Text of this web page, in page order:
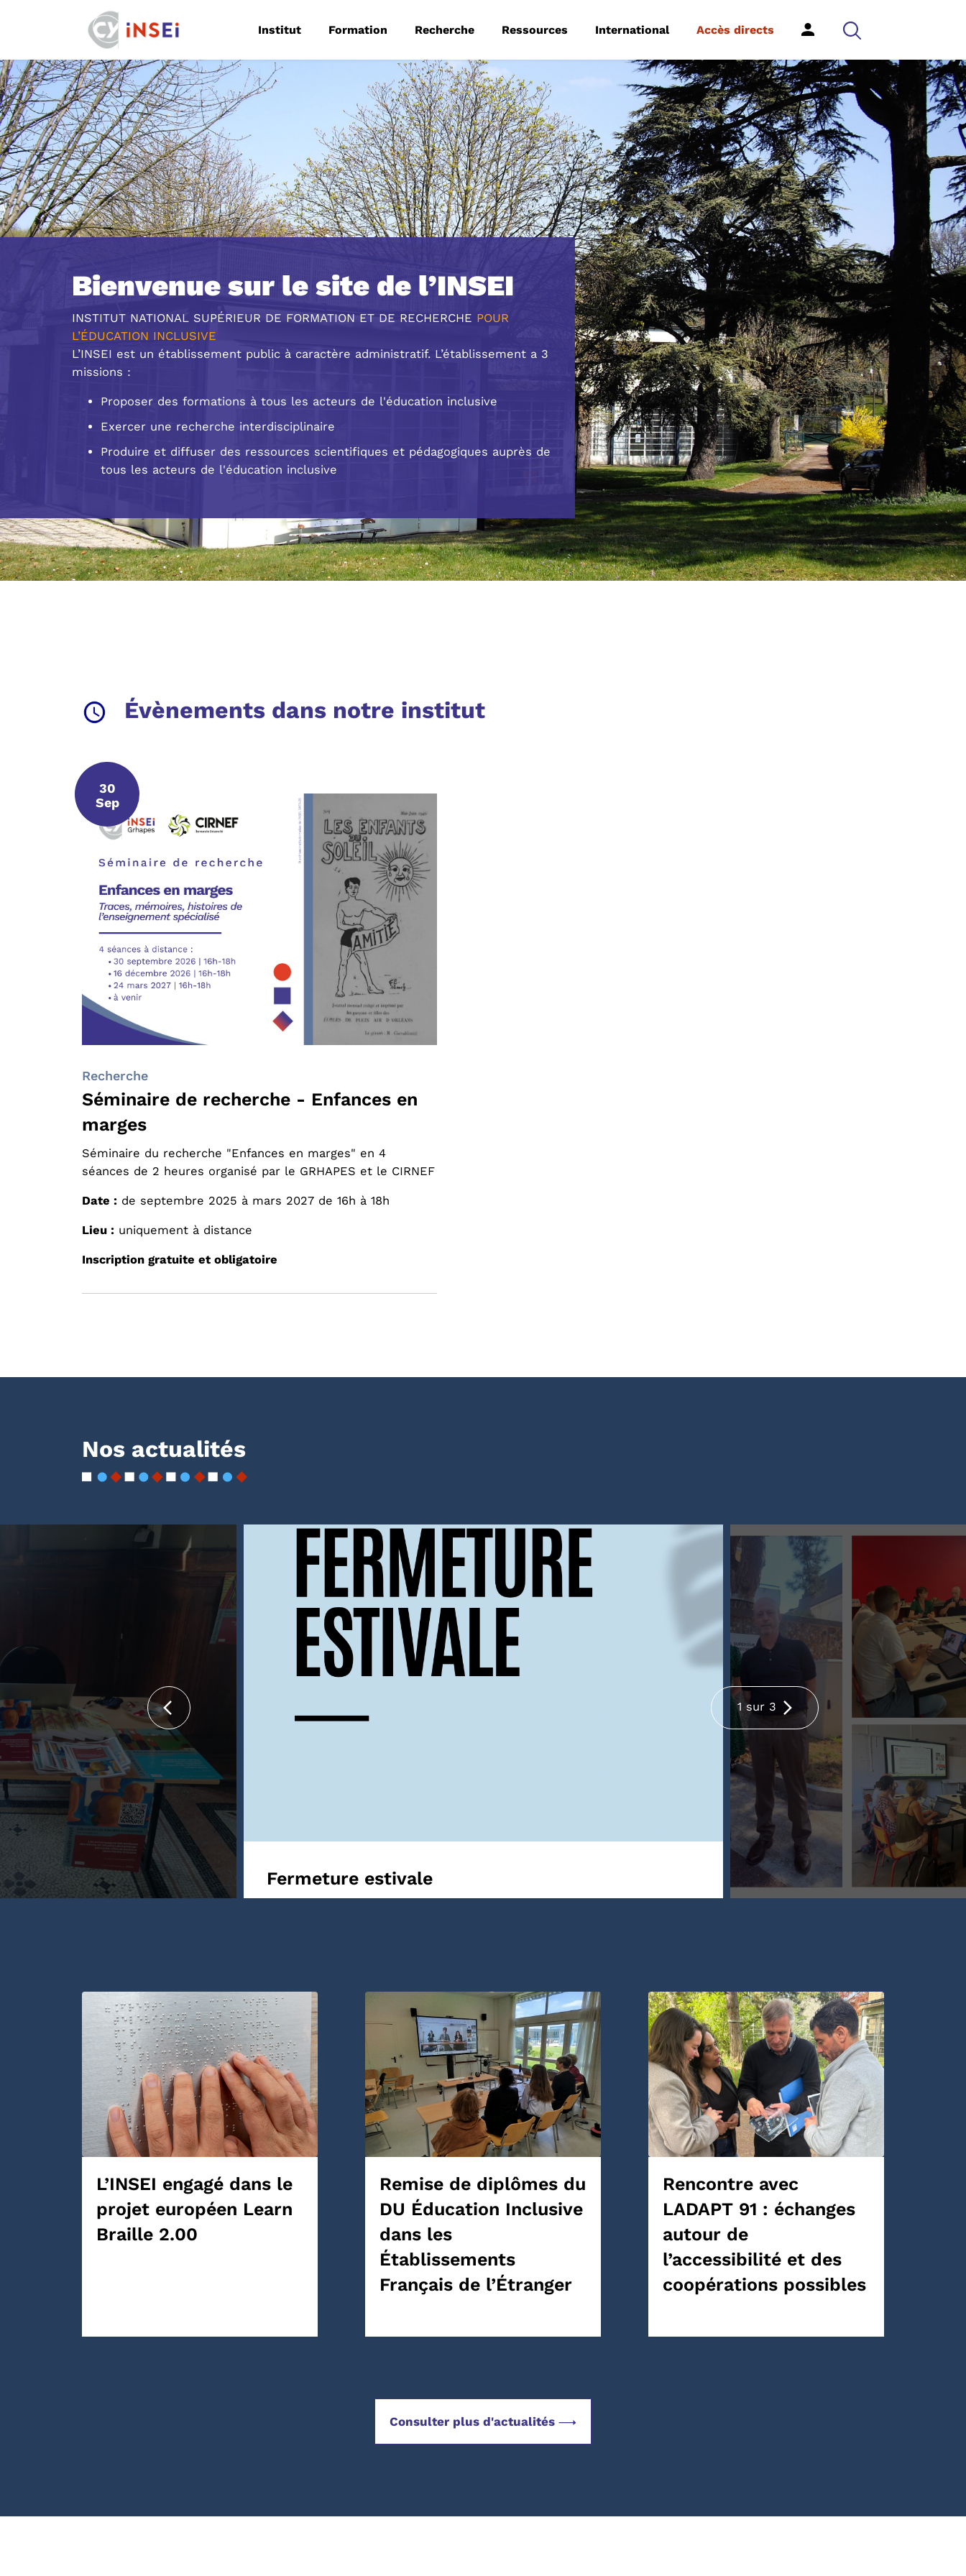
Institut Formation Recherche Ressources International Accès directs
Bienvenue sur le site de l’INSEI
INSTITUT NATIONAL SUPÉRIEUR DE FORMATION ET DE RECHERCHE POUR
L’ÉDUCATION INCLUSIVE
L’INSEI est un établissement public à caractère administratif. L’établissement a 3
missions :
Proposer des formations à tous les acteurs de l'éducation inclusive
Exercer une recherche interdisciplinaire
Produire et diffuser des ressources scientifiques et pédagogiques auprès de
tous les acteurs de l'éducation inclusive
Évènements dans notre institut
30 septembre 2026
30
Sep
Recherche
Séminaire de recherche - Enfances en
marges
Séminaire du recherche "Enfances en marges" en 4
séances de 2 heures organisé par le GRHAPES et le CIRNEF
Date : de septembre 2025 à mars 2027 de 16h à 18h
Lieu : uniquement à distance
Inscription gratuite et obligatoire
Nos actualités
internationale
Fermeture estivale
Renouvellement du
l'IH2EF
1 sur 3
L’INSEI engagé dans le
projet européen Learn
Braille 2.00
Remise de diplômes du
DU Éducation Inclusive
dans les
Établissements
Français de l’Étranger
Rencontre avec
LADAPT 91 : échanges
autour de
l’accessibilité et des
coopérations possibles
Consulter plus d'actualités